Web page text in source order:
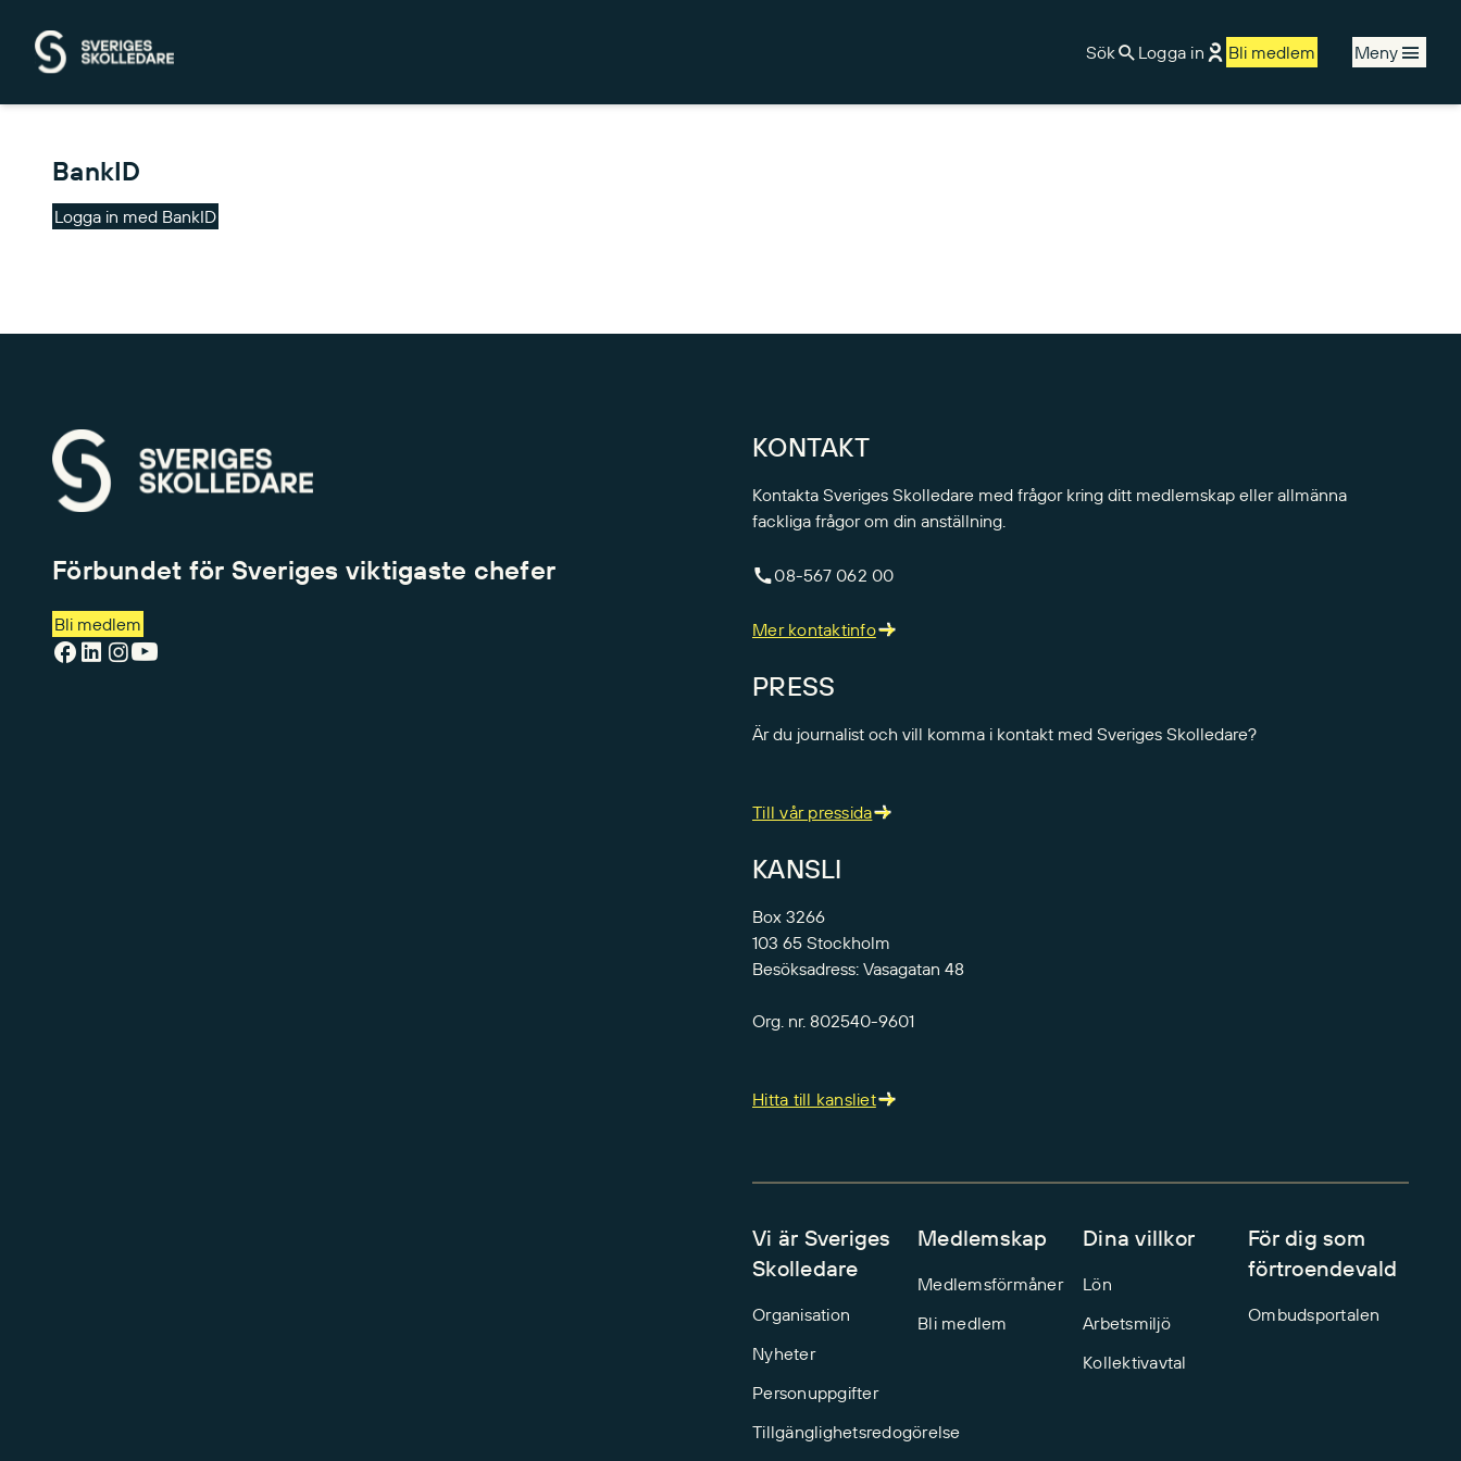
Sök
Logga in Bli medlem Meny
BankID
Logga in med BankID
Förbundet för Sveriges viktigaste chefer
Bli medlem
KONTAKT
Kontakta Sveriges Skolledare med frågor kring ditt medlemskap eller allmänna
fackliga frågor om din anställning.
08-567 062 00
Mer kontaktinfo
PRESS
Är du journalist och vill komma i kontakt med Sveriges Skolledare?
Till vår pressida
KANSLI
Box 3266
103 65 Stockholm
Besöksadress: Vasagatan 48
Org. nr. 802540-9601
Hitta till kansliet
Vi är Sveriges
Skolledare
Organisation
Nyheter
Personuppgifter
Tillgänglighetsredogörelse
Medlemskap
Medlemsförmåner
Bli medlem
Dina villkor
Lön
Arbetsmiljö
Kollektivavtal
För dig som
förtroendevald
Ombudsportalen